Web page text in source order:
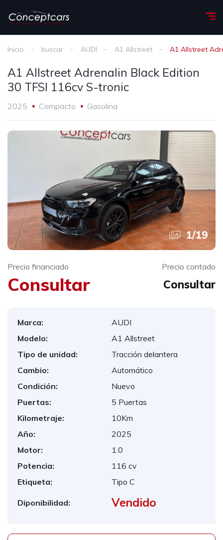
Inicio buscar AUDI A1 Allstreet A1 Allstreet
A1 Allstreet Adrenalin Black Edition
30 TFSI 116cv S-tronic
2025 Compacto Gasolina
1/19
Precio financiado
Consultar
Precio contado
Consultar
Marca:
AUDI
Modelo:
A1 Allstreet
Tipo de unidad:
Tracción delantera
Cambio:
Automático
Condición:
Nuevo
Puertas:
5 Puertas
Kilometraje:
10Km
Año:
2025
Motor:
1.0
Potencia:
116 cv
Etiqueta:
Tipo C
Diponibilidad: Vendido